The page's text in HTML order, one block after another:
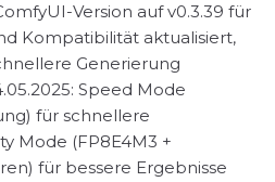
Version auf v0.3.39 für
Kompatibilität aktualisiert,
Generierung
Speed Mode
für schnellere
Mode (FP8E4M3 +
für bessere Ergebnisse